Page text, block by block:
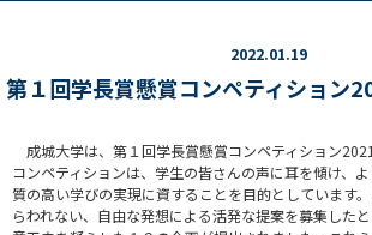
2022.01.19
第１回学長賞懸賞コンペティショ
成城大学は、第１回学長賞懸賞コンペティション
コンペティションは、学生の皆さんの声に耳を傾け、
質の高い学びの実現に資することを目的としています
らわれない、自由な発想による活発な提案を募集した